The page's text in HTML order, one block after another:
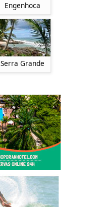
Engenhoca
Serra Grande